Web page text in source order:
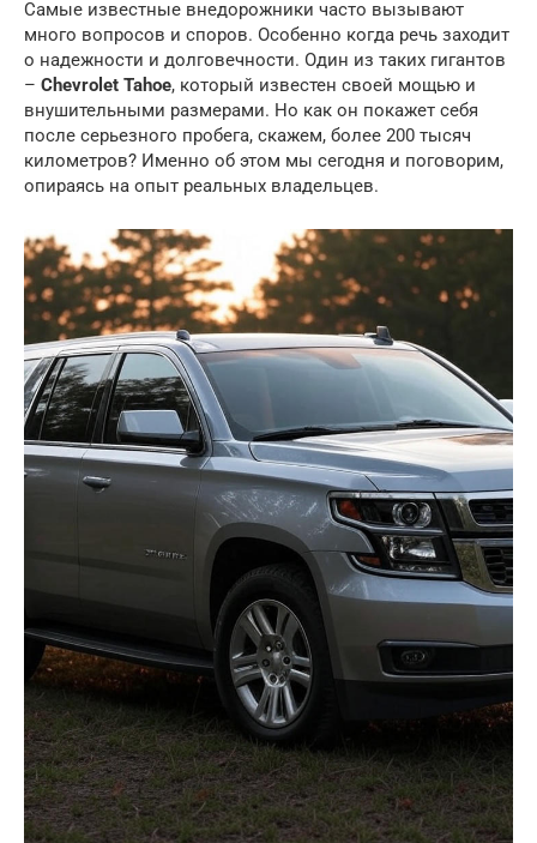
Самые известные внедорожники часто вызывают
много вопросов и споров. Особенно когда речь заходит
о надежности и долговечности. Один из таких гигантов
– Chevrolet Tahoe, который известен своей мощью и
внушительными размерами. Но как он покажет себя
после серьезного пробега, скажем, более 200 тысяч
километров? Именно об этом мы сегодня и поговорим,
опираясь на опыт реальных владельцев.